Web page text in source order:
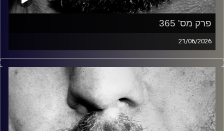
פרק מס' 365
21/06/2026
זיפים, מוזיקה מחוספסת של הופעות חיות. הרבה ג'אם, רוק,
בלוז, bluegrass, ג'אז, Fאנק, פרוגרסיב ואפילו אלקטרוניקה.
כל מה שחי, אמיתי ונושם.
עם שמוליק רגב.
קרדיט תמונות: David Goehring